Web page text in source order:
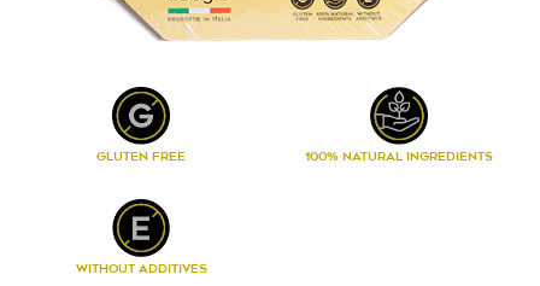
GLUTEN FREE 100% NATURAL INGREDIENTS
WITHOUT ADDITIVES